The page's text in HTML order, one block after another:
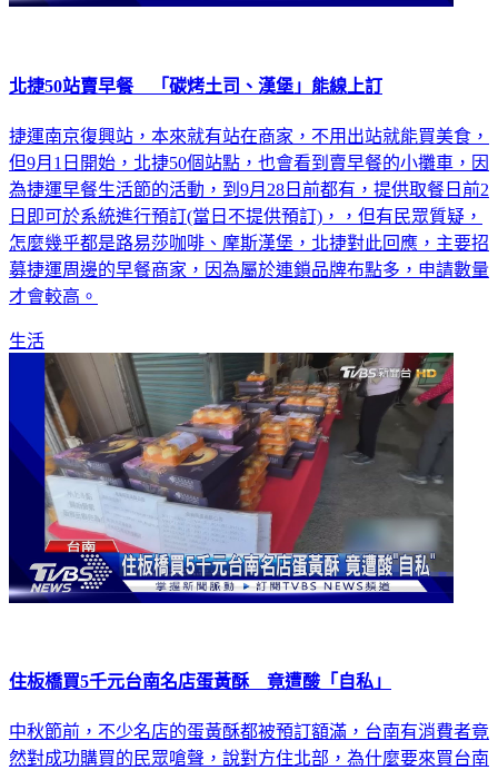
北捷50站賣早餐 「碳烤土司、漢堡」能線上訂
捷運南京復興站，本來就有站在商家，不用出站就能買美食，
但9月1日開始，北捷50個站點，也會看到賣早餐的小攤車，因
為捷運早餐生活節的活動，到9月28日前都有，提供取餐日前2
日即可於系統進行預訂(當日不提供預訂)，，但有民眾質疑，
怎麼幾乎都是路易莎咖啡、摩斯漢堡，北捷對此回應，主要招
募捷運周邊的早餐商家，因為屬於連鎖品牌布點多，申請數量
才會較高。
生活
住板橋買5千元台南名店蛋黃酥 竟遭酸「自私」
中秋節前，不少名店的蛋黃酥都被預訂額滿，台南有消費者竟
然對成功購買的民眾嗆聲，說對方住北部，為什麼要來買台南